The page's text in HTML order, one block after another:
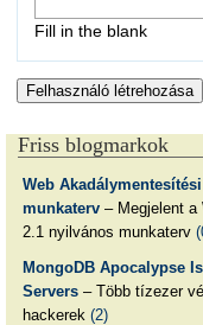
Fill in the blank
Friss blogmarkok
Web
munkaterv– Megjelent a
2.1 nyilvános munkaterv
MongoDB Apocalypse
Servers– Több tízezer
hackerek (2)